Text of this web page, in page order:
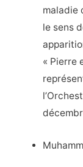
maladie
le sens
« Pierre